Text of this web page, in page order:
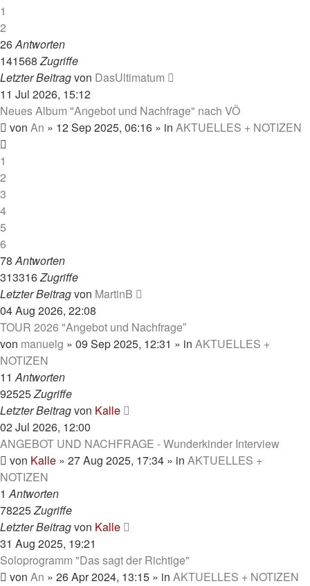
1
2
26Antworten
141568Zugriffe
Letzter Beitragvon DasUltimatum
11 Jul 2026, 15:12
Neues Album "Angebot und Nachfrage" nach VÖ
von An » 12 Sep 2025, 06:16 » in AKTUELLES + NOTIZEN
1
2
3
4
5
6
78Antworten
313316Zugriffe
Letzter Beitragvon MartinB
04 Aug 2026, 22:08
TOUR 2026 "Angebot und Nachfrage″
von manuelg » 09 Sep 2025, 12:31 » in AKTUELLES +
NOTIZEN
11Antworten
92525Zugriffe
Letzter Beitragvon Kalle
02 Jul 2026, 12:00
ANGEBOT UND NACHFRAGE - Wunderkinder Interview
von Kalle » 27 Aug 2025, 17:34 » in AKTUELLES +
NOTIZEN
1Antworten
78225Zugriffe
Letzter Beitragvon Kalle
31 Aug 2025, 19:21
Soloprogramm "Das sagt der Richtige"
von An » 26 Apr 2024, 13:15 » in AKTUELLES + NOTIZEN